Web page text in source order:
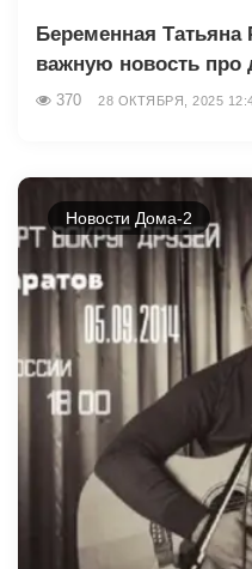
Беременная
важную новость
370 28 ОКТЯБРЯ, 2025
Новости Дома-2